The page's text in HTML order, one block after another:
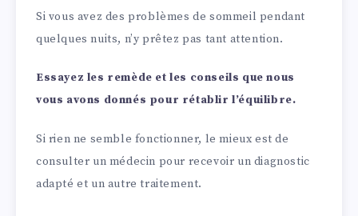
Si vous avez des problèmes de sommeil pendant
quelques nuits, n’y prêtez pas tant attention.
Essayez les remède et les conseils que nous
vous avons donnés pour rétablir l’équilibre.
Si rien ne semble fonctionner, le mieux est de
consulter un médecin pour recevoir un diagnostic
adapté et un autre traitement.